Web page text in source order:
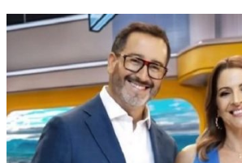
Universidad de Chile
Sustentabilidad